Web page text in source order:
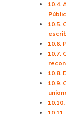
10.4.
10.5.
10.6.
10.7.
10.8.
10.9.